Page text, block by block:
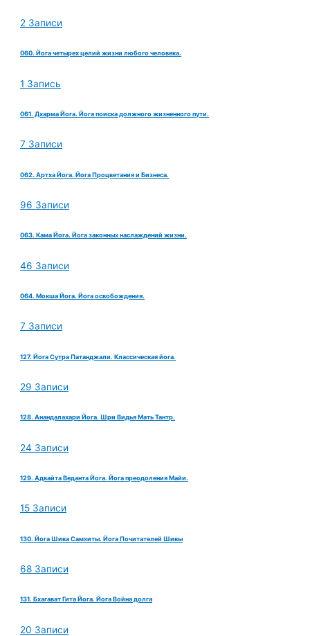
2 Записи
060. Йога четырех целий жизни любого человека.
1 Запись
061. Дхарма Йога. Йога поиска должного жизненного пути.
7 Записи
062. Артха Йога. Йога Процветания и Бизнеса.
96 Записи
063. Кама Йога. Йога законных наслаждений жизни.
46 Записи
064. Мокша Йога. Йога освобождения.
7 Записи
127. Йога Сутра Патанджали. Классическая йога.
29 Записи
128. Анандалахари Йога. Шри Видья Мать Тантр.
24 Записи
129. Адвайта Веданта Йога. Йога преодоления Майи.
15 Записи
130. Йога Шива Самхиты. Йога Почитателей Шивы
68 Записи
131. Бхагават Гита Йога. Йога Война долга
20 Записи